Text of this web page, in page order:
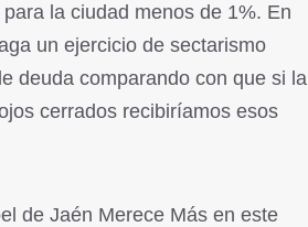
la ciudad menos de 1%. En
un ejercicio de sectarismo
deuda comparando con que si la
cerrados recibiríamos esos
de Jaén Merece Más en este